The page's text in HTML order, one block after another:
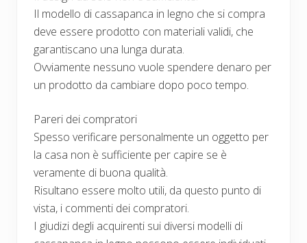
Il modello di cassapanca in legno che si compra
deve essere prodotto con materiali validi, che
garantiscano una lunga durata.
Ovviamente nessuno vuole spendere denaro per
un prodotto da cambiare dopo poco tempo.
Pareri dei compratori
Spesso verificare personalmente un oggetto per
la casa non è sufficiente per capire se è
veramente di buona qualità.
Risultano essere molto utili, da questo punto di
vista, i commenti dei compratori.
I giudizi degli acquirenti sui diversi modelli di